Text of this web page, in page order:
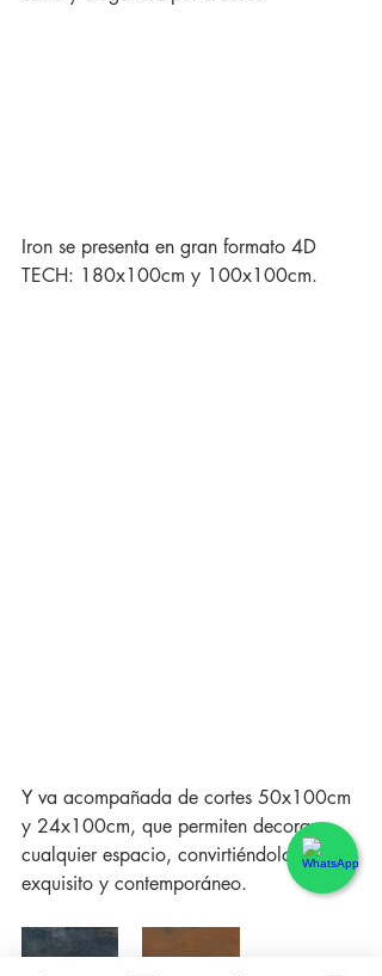
Iron se presenta en gran formato 4D
TECH: 180x100cm y 100x100cm.
Y va acompañada de cortes 50x100cm
y 24x100cm, que permiten decorar
cualquier espacio, convirtiéndolo en
exquisito y contemporáneo.